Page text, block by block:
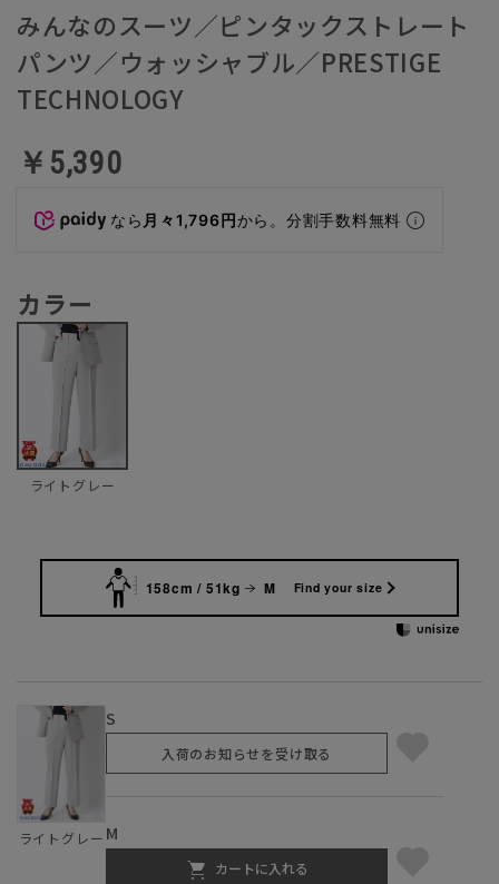
みんなのスーツ／ピンタックストレート
パンツ／ウォッシャブル／PRESTIGE
TECHNOLOGY
￥5,390
なら 月々1,796円から。分割手数料無料
カラー
ライトグレー
158cm / 51kg M Find your size
ライトグレー
S
入荷のお知らせを受け取る
M
カートに入れる